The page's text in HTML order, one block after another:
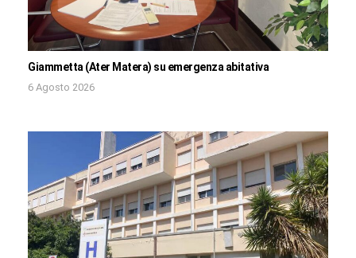
Giammetta (Ater Matera) su emergenza abitativa
6 Agosto 2026